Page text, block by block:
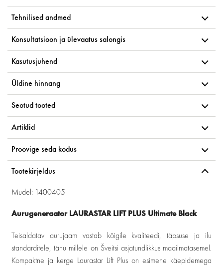
Tehnilised andmed
Konsultatsioon ja ülevaatus salongis
Kasutusjuhend
Üldine hinnang
Seotud tooted
Artiklid
Proovige seda kodus
Tootekirjeldus
Mudel: 1400405
Aurugeneraator LAURASTAR LIFT PLUS Ultimate Black
Teisaldatav aurujaam vastab kõigile kvaliteedi, täpsuse ja ilu
standarditele, tänu millele on Šveitsi asjatundlikkus maailmatasemel.
Kompaktne ja kerge Laurastar Lift Plus on esimene käepidemega